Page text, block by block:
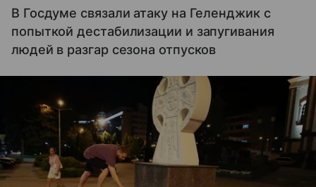
В Госдуме связали атаку на Геленджик с
попыткой дестабилизации и запугивания
людей в разгар сезона отпусков